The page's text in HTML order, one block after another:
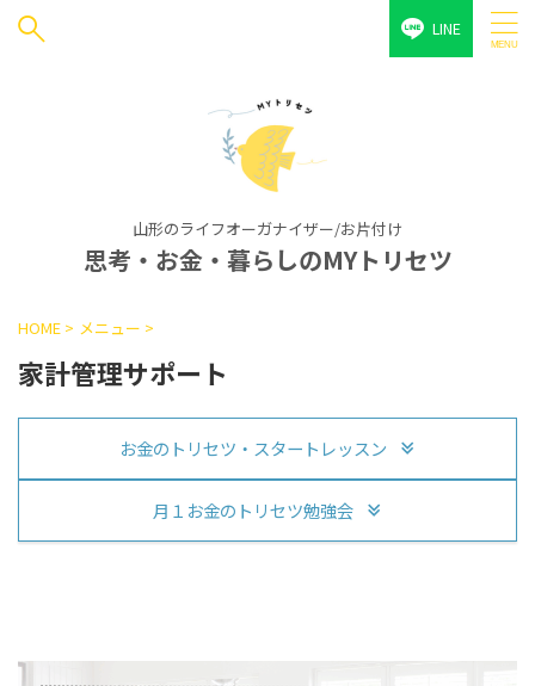
LINE
山形のライフオーガナイザー/お片付け
思考・お金・暮らしのMYトリセツ
HOME > メニュー >
家計管理サポート
お金のトリセツ・スタートレッスン
月１お金のトリセツ勉強会